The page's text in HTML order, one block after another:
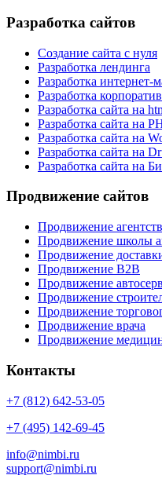
Разработка сайтов
Создание сайта с нуля
Разработка лендинга
Разработка интернет-
Разработка
Разработка сайта на
Разработка сайта на
Разработка сайта на
Разработка сайта на
Разработка сайта на
Продвижение сайтов
Продвижение
Продвижение школы
Продвижение
Продвижение B2B
Продвижение
Продвижение
Продвижение
Продвижение врача
Продвижение
Контакты
+7 (812) 642-53-05
+7 (495) 142-69-45
info@nimbi.ru
support@nimbi.ru